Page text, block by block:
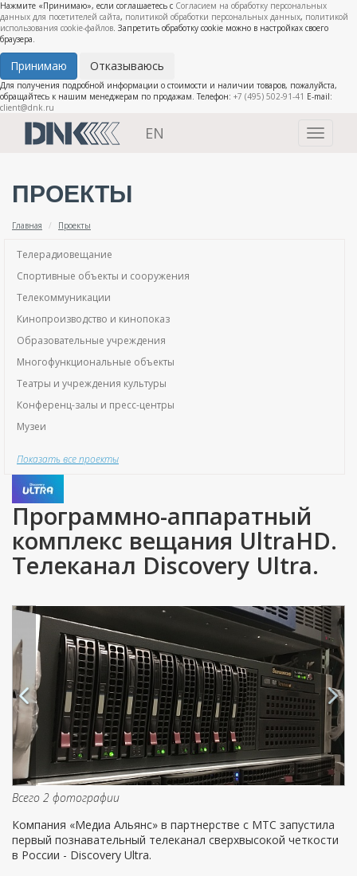
Нажмите «Принимаю», если соглашаетесь с Согласием на обработку персональных
данных для посетителей сайта, политикой обработки персональных данных, политикой
использования cookie-файлов. Запретить обработку cookie можно в настройках своего
браузера.
Принимаю Отказываюсь
Для получения подробной информации о стоимости и наличии товаров, пожалуйста,
обращайтесь к нашим менеджерам по продажам. Телефон: +7 (495) 502-91-41 E-mail:
client@dnk.ru
Toggle
EN
ПРОЕКТЫ
Главная Проекты
Телерадиовещание
Спортивные объекты и сооружения
Телекоммуникации
Кинопроизводство и кинопоказ
Образовательные учреждения
Многофункциональные объекты
Театры и учреждения культуры
Конференц-залы и пресс-центры
Музеи
Показать все проекты
Программно-аппаратный
комплекс вещания UltraHD.
Телеканал Discovery Ultra.
Всего 2 фотографии
Компания «Медиа Альянс» в партнерстве c МТС запустила
первый познавательный телеканал сверхвысокой четкости
в России - Discovery Ultra.